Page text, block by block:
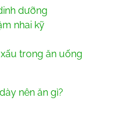
dưỡng
nhai kỹ
trong ăn uống
nên ăn gì?